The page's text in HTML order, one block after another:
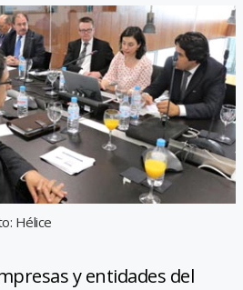
Hélice
y entidades del